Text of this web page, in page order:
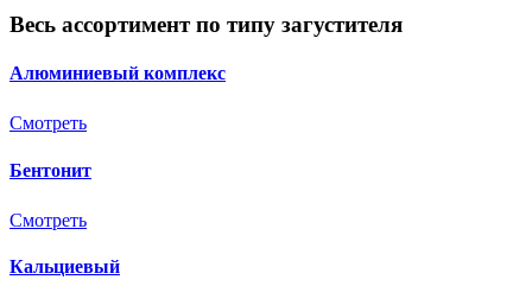
Весь ассортимент по типу загустителя
Алюминиевый комплекс
Смотреть
Бентонит
Смотреть
Кальциевый